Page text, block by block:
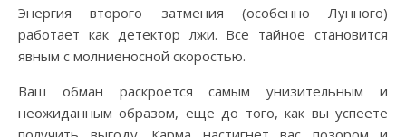
Энергия второго затмения (особенно Лунного)
работает как детектор лжи. Все тайное становится
явным с молниеносной скоростью.
Ваш обман раскроется самым унизительным и
неожиданным образом, еще до того, как вы успеете